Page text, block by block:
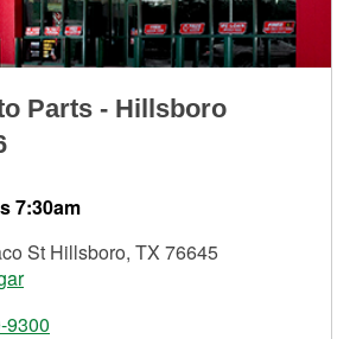
Parts - Hillsboro
7:30am
St Hillsboro, TX 76645
9300